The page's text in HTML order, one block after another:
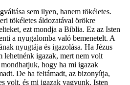
sem ilyen, hanem tökéletes.
tökéletes áldozatával örökre
ezt mondja a Biblia. Ez az Isten
a nyugalomba való bemenetelt. A
nyugtája és igazolása. Ha Jézus
lehetnénk igazak, mert nem volt
hogy ha mi igazak
De ha feltámadt, az bizonyítja,
volt, és mi igazak vagyunk. Isten